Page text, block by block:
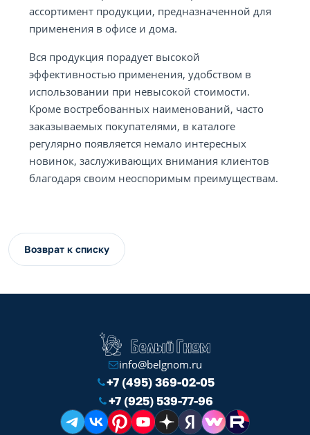
ассортимент продукции, предназначенной для
применения в офисе и дома.
Вся продукция порадует высокой
эффективностью применения, удобством в
использовании при невысокой стоимости.
Кроме востребованных наименований, часто
заказываемых покупателями, в каталоге
регулярно появляется немало интересных
новинок, заслуживающих внимания клиентов
благодаря своим неоспоримым преимуществам.
Возврат к списку
info@belgnom.ru
+7 (495) 369-02-05
+7 (925) 539-77-96